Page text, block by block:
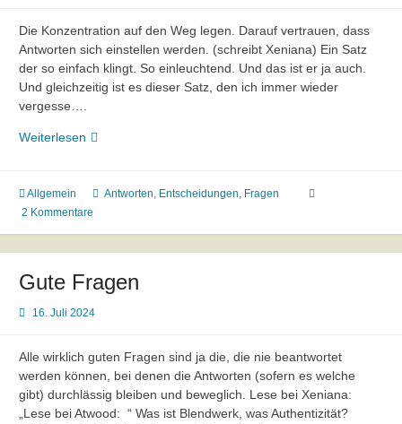
Die Konzentration auf den Weg legen. Darauf vertrauen, dass
Antworten sich einstellen werden. (schreibt Xeniana) Ein Satz
der so einfach klingt. So einleuchtend. Und das ist er ja auch.
Und gleichzeitig ist es dieser Satz, den ich immer wieder
vergesse….
Weiterlesen Vertrauen,
Allgemein Antworten, Entscheidungen, Fragen
2 Kommentare
Gute Fragen
16. Juli 2024
Alle wirklich guten Fragen sind ja die, die nie beantwortet
werden können, bei denen die Antworten (sofern es welche
gibt) durchlässig bleiben und beweglich. Lese bei Xeniana:
„Lese bei Atwood: “ Was ist Blendwerk, was Authentizität?